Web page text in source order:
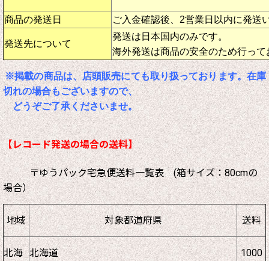
商品の発送日 ご入金確認後、2営業日以内に発送
発送先について
発送は日本国内のみです。
海外発送は商品の安全のため行って
※掲載の商品は、店頭販売にても取り扱っております。在庫
切れの場合もございますので、
どうぞご了承くださいませ。
【レコード発送の場合の送料】
〒ゆうパック宅急便送料一覧表 (箱サイズ：80cmの
場合）
地域 対象都道府県 送料
北海 北海道
1000